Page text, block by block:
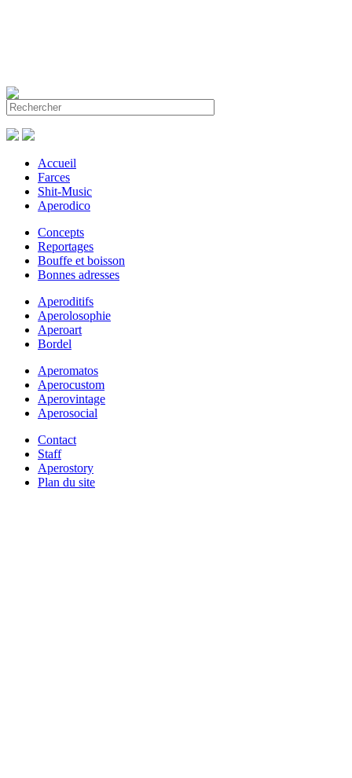
Accueil
Farces
Shit-Music
Aperodico
Concepts
Reportages
Bouffe et boisson
Bonnes adresses
Aperoditifs
Aperolosophie
Aperoart
Bordel
Aperomatos
Aperocustom
Aperovintage
Aperosocial
Contact
Staff
Aperostory
Plan du site